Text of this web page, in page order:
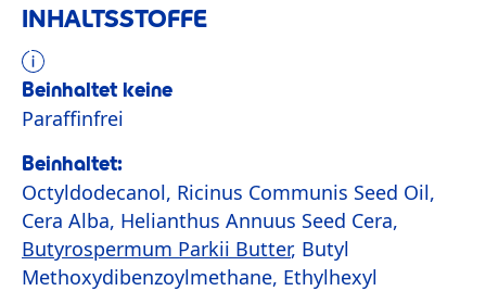
INHALTSSTOFFE
Beinhaltet keine
Paraffinfrei
Beinhaltet:
Octyldodecanol, Ricinus Communis Seed Oil,
Cera Alba, Helianthus Annuus Seed Cera,
Butyrospermum Parkii Butter, Butyl
Methoxydibenzoylmethane, Ethylhexyl